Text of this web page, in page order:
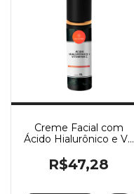
Creme Facial com
Ácido Hialurônico e Vit
R$47,28